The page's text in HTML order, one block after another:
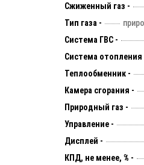
Сжиженный газ -
Тип газа -
Система ГВС -
Система отопления
Теплообменник -
Камера сгорания -
Природный газ -
Управление -
Дисплей -
КПД, не менее, % -